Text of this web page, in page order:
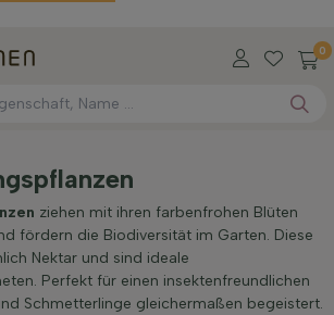
0
ziehen mit ihren farbenfrohen Blüten
fördern die Biodiversität im Garten. Diese
Nektar und sind ideale
Perfekt für einen insektenfreundlichen
Schmetterlinge gleichermaßen begeistert.